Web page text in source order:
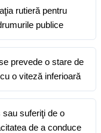
rutieră pentru
publice
prevede o stare de
o viteză inferioară
suferiţi de o
de a conduce